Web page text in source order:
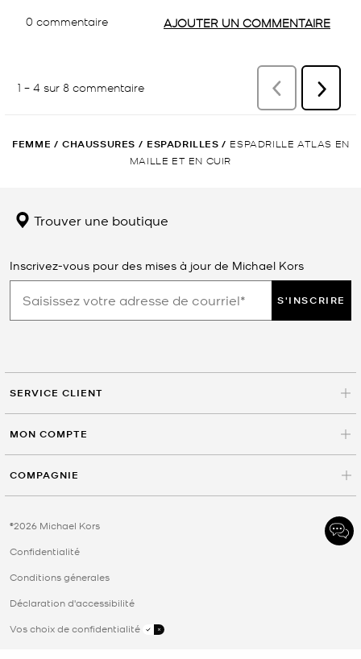
FEMME / CHAUSSURES / ESPADRILLES / ESPADRILLE ATLAS EN
MAILLE ET EN CUIR
Trouver une boutique
Inscrivez-vous pour des mises à jour de Michael Kors
S'INSCRIRE
SERVICE CLIENT
MON COMPTE
COMPAGNIE
©2026 Michael Kors
Confidentialité
Conditions génerales
Déclaration d'accessibilité
Vos choix de confidentialité